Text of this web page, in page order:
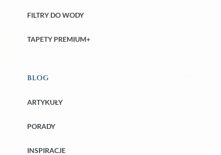
FILTRY DO WODY
TAPETY PREMIUM+
BLOG
ARTYKUŁY
PORADY
INSPIRACJE